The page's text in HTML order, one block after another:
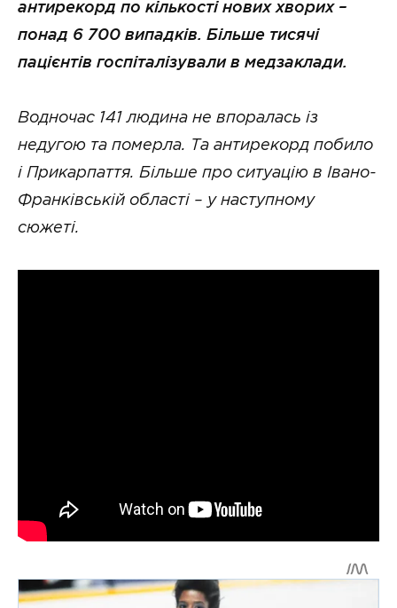
антирекорд по кількості нових хворих –
понад 6 700 випадків. Більше тисячі
пацієнтів госпіталізували в медзаклади.
Водночас 141 людина не впоралась із
недугою та померла. Та антирекорд побило
і Прикарпаття. Більше про ситуацію в Івано-
Франківській області – у наступному
сюжеті.